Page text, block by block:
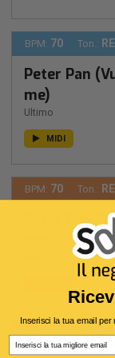
BPM: 70 Ton.: RE
Peter Pan
me)
Ultimo
MIDI
BPM: 70 Ton.: RE
Peter Pan
BPM:120 Ton.:
Inserisci la tua email per